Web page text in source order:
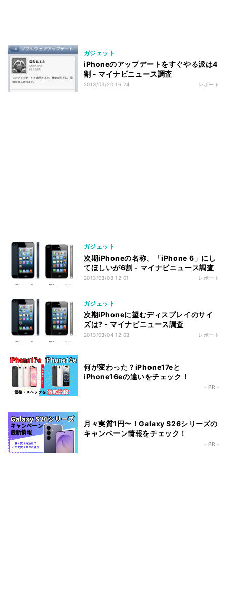
ガジェット
iPhoneのアップデートをすぐやる派は4
割 - マイナビニュース調査
2013/03/20 16:24 レポート
ガジェット
次期iPhoneの名称、「iPhone 6」にし
てほしいが6割 - マイナビニュース調査
2013/03/08 12:01 レポート
ガジェット
次期iPhoneに望むディスプレイのサイ
ズは? - マイナビニュース調査
2013/03/04 12:03 レポート
何が変わった？iPhone17eと
iPhone16eの違いをチェック！
- PR -
月々実質1円〜！Galaxy S26シリーズの
キャンペーン情報をチェック！
- PR -